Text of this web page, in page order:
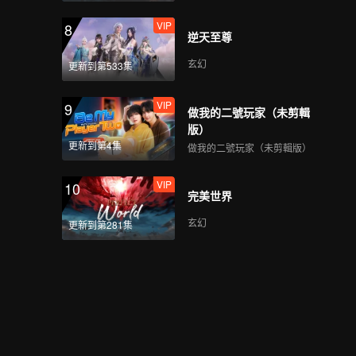
丹丹王傳君聯手
VIP
給武大靖找對象，誰的
DNA動了
VIP
鶴棣靈魂合唱《小幸
運》
8
更新到第533集
VIP
逆天至尊
玄幻
9
更新到第4集
VIP
做我的二號玩家（未剪輯
版）
做我的二號玩家（未剪輯版）
10
更新到第281集
VIP
完美世界
玄幻